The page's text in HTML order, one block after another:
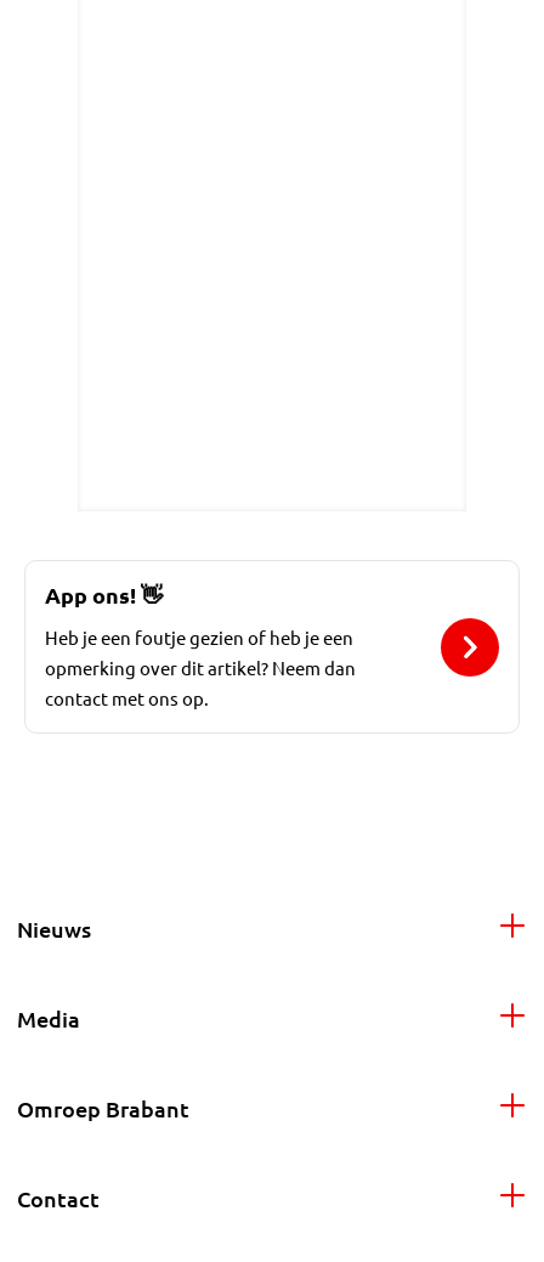
App ons!👋
Heb je een foutje gezien of heb je een
opmerking over dit artikel? Neem dan
contact met ons op.
Nieuws
Media
Omroep Brabant
Contact